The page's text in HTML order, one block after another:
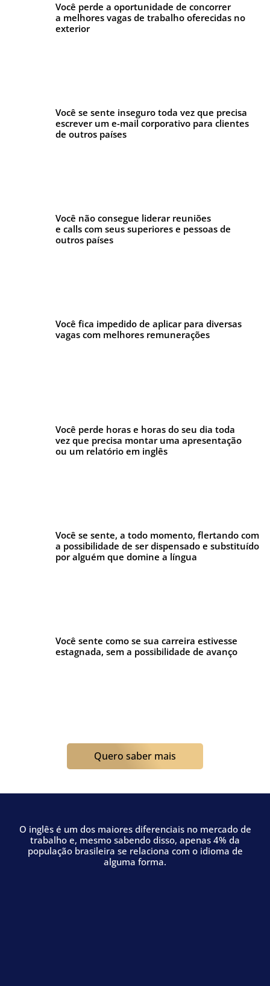
Você perde a oportunidade de concorrer
a melhores vagas de trabalho oferecidas no
exterior
Você se sente inseguro toda vez que precisa
escrever um e-mail corporativo para clientes
de outros países
Você não consegue liderar reuniões
e calls com seus superiores e pessoas de
outros países
Você fica impedido de aplicar para diversas
vagas com melhores remunerações
Você perde horas e horas do seu dia toda
vez que precisa montar uma apresentação
ou um relatório em inglês
Você se sente, a todo momento, flertando com
a possibilidade de ser dispensado e substituído
por alguém que domine a língua
Você sente como se sua carreira estivesse
estagnada, sem a possibilidade de avanço
Quero saber mais
O inglês é um dos maiores diferenciais no mercado de
trabalho e, mesmo sabendo disso, apenas 4% da
população brasileira se relaciona com o idioma de
alguma forma.